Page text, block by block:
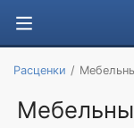
Расценки